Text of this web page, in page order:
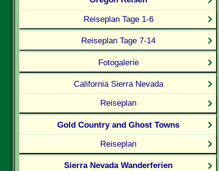
Reiseplan Tage 1-6
Reiseplan Tage 7-14
Fotogalerie
California Sierra Nevada
Reiseplan
Gold Country and Ghost Towns
Reiseplan
Sierra Nevada Wanderferien